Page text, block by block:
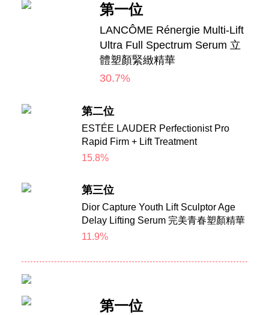
第一位
LANCÔME Rénergie Multi-Lift
Ultra Full Spectrum Serum 立
體塑顏緊緻精華
30.7%
第二位
ESTÉE LAUDER Perfectionist Pro
Rapid Firm + Lift Treatment
15.8%
第三位
Dior Capture Youth Lift Sculptor Age
Delay Lifting Serum 完美青春塑顏精華
11.9%
第一位